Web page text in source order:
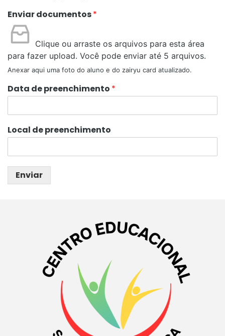
Enviar documentos*
Clique ou arraste os arquivos para esta área
para fazer upload. Você pode enviar até 5 arquivos.
Anexar aqui uma foto do aluno e do zairyu card atualizado.
Data de preenchimento *
Local de preenchimento
Enviar